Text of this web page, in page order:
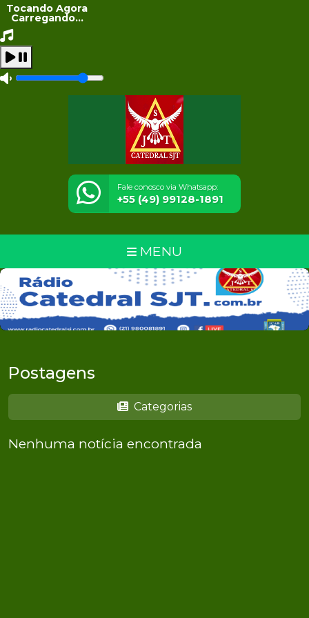
Tocando Agora
Carregando...
Fale conosco via Whatsapp:
+55 (49) 99128-1891
MENU
Postagens
Categorias
Nenhuma notícia encontrada